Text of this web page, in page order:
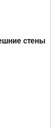
стены